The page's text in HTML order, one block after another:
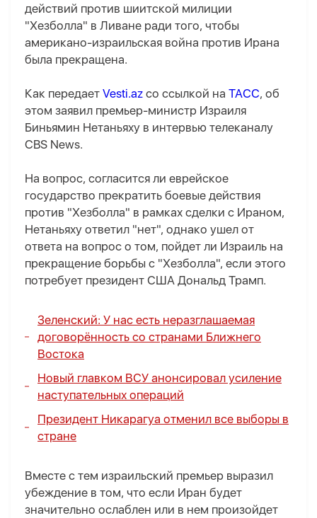
действий против шиитской милиции
"Хезболла" в Ливане ради того, чтобы
американо-израильская война против Ирана
была прекращена.
Как передает Vesti.az со ссылкой на ТАСС, об
этом заявил премьер-министр Израиля
Биньямин Нетаньяху в интервью телеканалу
CBS News.
На вопрос, согласится ли еврейское
государство прекратить боевые действия
против "Хезболла" в рамках сделки с Ираном,
Нетаньяху ответил "нет", однако ушел от
ответа на вопрос о том, пойдет ли Израиль на
прекращение борьбы с "Хезболла", если этого
потребует президент США Дональд Трамп.
Зеленский: У нас есть неразглашаемая
договорённость со странами Ближнего
Востока
Новый главком ВСУ анонсировал усиление
наступательных операций
Президент Никарагуа отменил все выборы в
стране
Вместе с тем израильский премьер выразил
убеждение в том, что если Иран будет
значительно ослаблен или в нем произойдет